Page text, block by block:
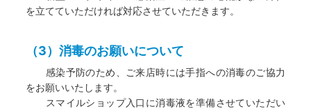
を立てていただければ対応させていただきます。
（3）消毒のお願いについて
感染予防のため、ご来店時には手指への消毒のご協力
をお願いいたします。
スマイルショップ入口に消毒液を準備させていただい